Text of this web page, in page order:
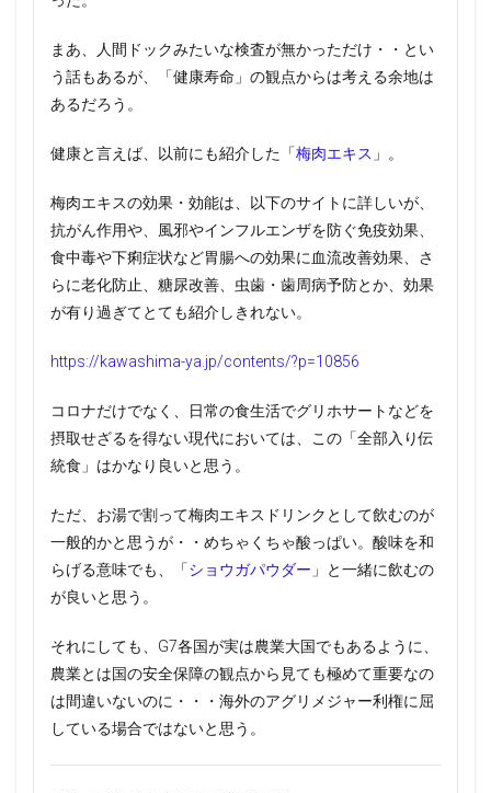
まあ、人間ドックみたいな検査が無かっただけ・・とい
う話もあるが、「健康寿命」の観点からは考える余地は
あるだろう。
健康と言えば、以前にも紹介した「梅肉エキス 」。
梅肉エキスの効果・効能は、以下のサイトに詳しいが、
抗がん作用や、風邪やインフルエンザを防ぐ免疫効果、
食中毒や下痢症状など胃腸への効果に血流改善効果、さ
らに老化防止、糖尿改善、虫歯・歯周病予防とか、効果
が有り過ぎてとても紹介しきれない。
https://kawashima-ya.jp/contents/?p=10856
コロナだけでなく、日常の食生活でグリホサートなどを
摂取せざるを得ない現代においては、この「全部入り伝
統食」はかなり良いと思う。
ただ、お湯で割って梅肉エキスドリンクとして飲むのが
一般的かと思うが・・めちゃくちゃ酸っぱい。酸味を和
らげる意味でも、「ショウガパウダー 」と一緒に飲むの
が良いと思う。
それにしても、G7各国が実は農業大国でもあるように、
農業とは国の安全保障の観点から見ても極めて重要なの
は間違いないのに・・・海外のアグリメジャー利権に屈
している場合ではないと思う。